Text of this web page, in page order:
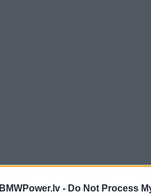
BMWPower.lv - Do Not Process